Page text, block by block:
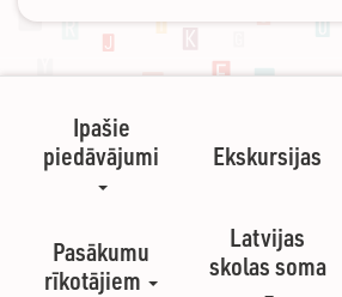
Ipašie
piedāvājumi
Ekskursijas
Pasākumu
rīkotājiem
Latvijas
skolas soma